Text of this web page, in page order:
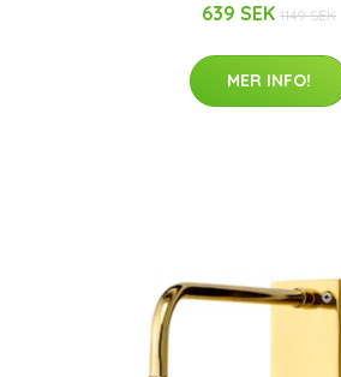
639 SEK 1149 SEK
MER INFO!